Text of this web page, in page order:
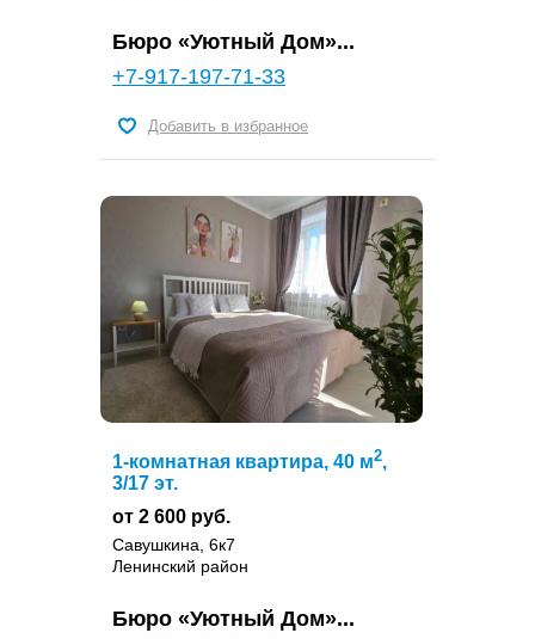
Бюро «Уютный Дом»...
+7-917-197-71-33
Добавить в избранное
1-комнатная квартира, 40 м2,
3/17 эт.
от 2 600 руб.
Савушкина, 6к7
Ленинский район
Бюро «Уютный Дом»...